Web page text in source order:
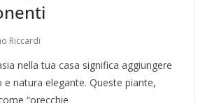
Riccardi
nella tua casa significa aggiungere
natura elegante. Queste piante,
“orecchie